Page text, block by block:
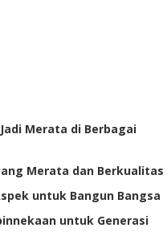
Merata di Berbagai
Merata dan Berkualitas
untuk Bangun Bangsa
untuk Generasi